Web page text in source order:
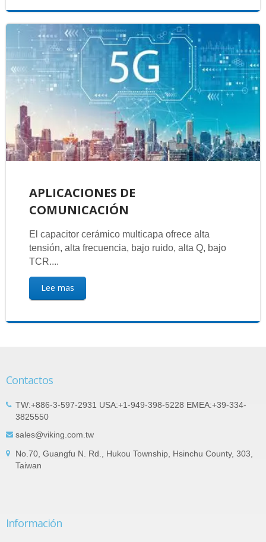
APLICACIONES DE
COMUNICACIÓN
El capacitor cerámico multicapa ofrece alta
tensión, alta frecuencia, bajo ruido, alta Q, bajo
TCR....
Lee mas
Contactos
TW:+886-3-597-2931 USA:+1-949-398-5228 EMEA:+39-334-
3825550
sales@viking.com.tw
No.70, Guangfu N. Rd., Hukou Township, Hsinchu County, 303,
Taiwan
Información